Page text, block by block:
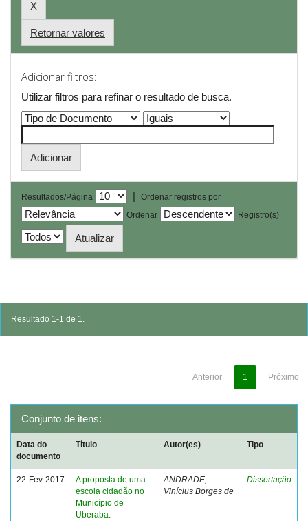
Retornar valores
Adicionar filtros:
Utilizar filtros para refinar o resultado de busca.
Resultados/Página |
Ordenar registros por
Ordenar
Registro(s)
Resultado 1-1 de 1.
Anterior 1 Próximo
Conjunto de itens:
Data do
documento
Título Autor(es) Tipo
22-Fev-2017
A proposta de uma
escola cidadão no
Município de
Uberaba:
ANDRADE,
Vinícius Borges de
Dissertação